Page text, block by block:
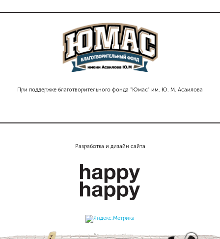
При поддержке благотворительного фонда "Юмас" им. Ю. М. Асаилова
Разработка и дизайн сайта